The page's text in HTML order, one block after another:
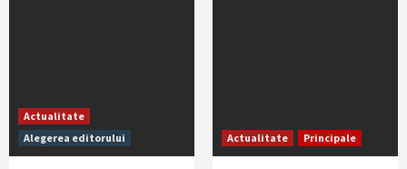
Actualitate
Alegerea editorului
Actualitate Principale